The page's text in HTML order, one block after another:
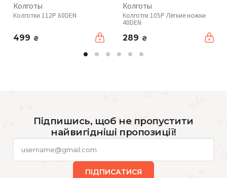
Колготы
Колготки 112P 60DEN
499 ₴
Колготы
Колготrи 105P Лёгкие ножки
40DEN
289 ₴
Підпишись, щоб не пропустити
найвигідніші пропозиції!
ПІДПИСАТИСЯ